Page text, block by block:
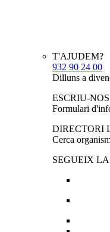
T'AJUDEM?
932 90 24 00
Dilluns a
ESCRIU-NOS
Formulari
DIRECTORI
Cerca
SEGUEIX